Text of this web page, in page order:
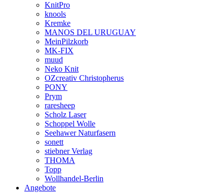
KnitPro
knools
Kremke
MANOS DEL URUGUAY
MeinPilzkorb
MK-FIX
muud
Neko Knit
OZcreativ Christopherus
PONY
Prym
raresheep
Scholz Laser
Schoppel Wolle
Seehawer Naturfasern
sonett
stiebner Verlag
THOMA
Topp
Wollhandel-Berlin
Angebote